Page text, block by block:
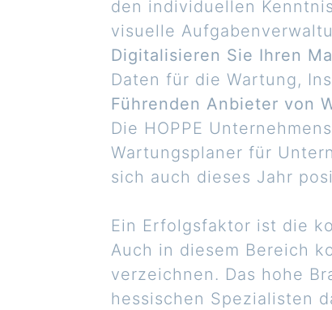
den individuellen
visuelle
Digitalisieren Sie Ihren
Daten für die Wartung,
Führenden Anbieter von
Die HOPPE
Wartungsplaner für
sich auch dieses Jahr
Ein Erfolgsfaktor ist die
Auch in diesem Bereich
verzeichnen. Das hohe
hessischen Spezialisten